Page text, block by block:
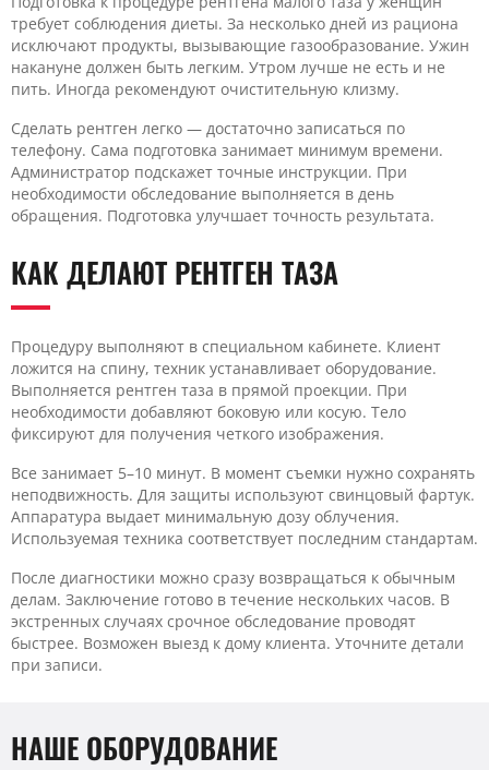
требует соблюдения диеты. За несколько дней из рациона
исключают продукты, вызывающие газообразование. Ужин
накануне должен быть легким. Утром лучше не есть и не
пить. Иногда рекомендуют очистительную клизму.
Сделать рентген легко — достаточно записаться по
телефону. Сама подготовка занимает минимум времени.
Администратор подскажет точные инструкции. При
необходимости обследование выполняется в день
обращения. Подготовка улучшает точность результата.
КАК ДЕЛАЮТ РЕНТГЕН ТАЗА
Процедуру выполняют в специальном кабинете. Клиент
ложится на спину, техник устанавливает оборудование.
Выполняется рентген таза в прямой проекции. При
необходимости добавляют боковую или косую. Тело
фиксируют для получения четкого изображения.
Все занимает 5–10 минут. В момент съемки нужно сохранять
неподвижность. Для защиты используют свинцовый фартук.
Аппаратура выдает минимальную дозу облучения.
Используемая техника соответствует последним стандартам.
После диагностики можно сразу возвращаться к обычным
делам. Заключение готово в течение нескольких часов. В
экстренных случаях срочное обследование проводят
быстрее. Возможен выезд к дому клиента. Уточните детали
при записи.
НАШЕ ОБОРУДОВАНИЕ